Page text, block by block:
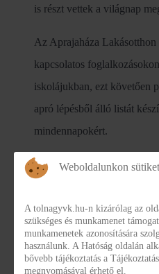
is részt vettek a világnap
Az Aprajaháza
kapcsolatos
iskolájukban, ezt követően
apró lépésből álló listát
mindennapokért.
A Pillangó Lakásotthon
számukra is fontos
alkottak.
Weboldalunkon
A tolnagyvk.hu-n kizárólag az
szükséges és munkamenet
munkamenetek azonosítására
használunk. A Hatóság oldalán
bővebb tájékoztatás a
megnyomásával érhető el.